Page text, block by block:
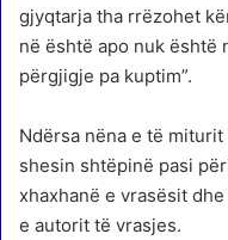
gjyqtarja tha rrëzohet
në është apo nuk është
përgjigje pa kuptim”.
Ndërsa nëna e të
shesin shtëpinë pasi
xhaxhanë e vrasësit
e autorit të vrasjes.